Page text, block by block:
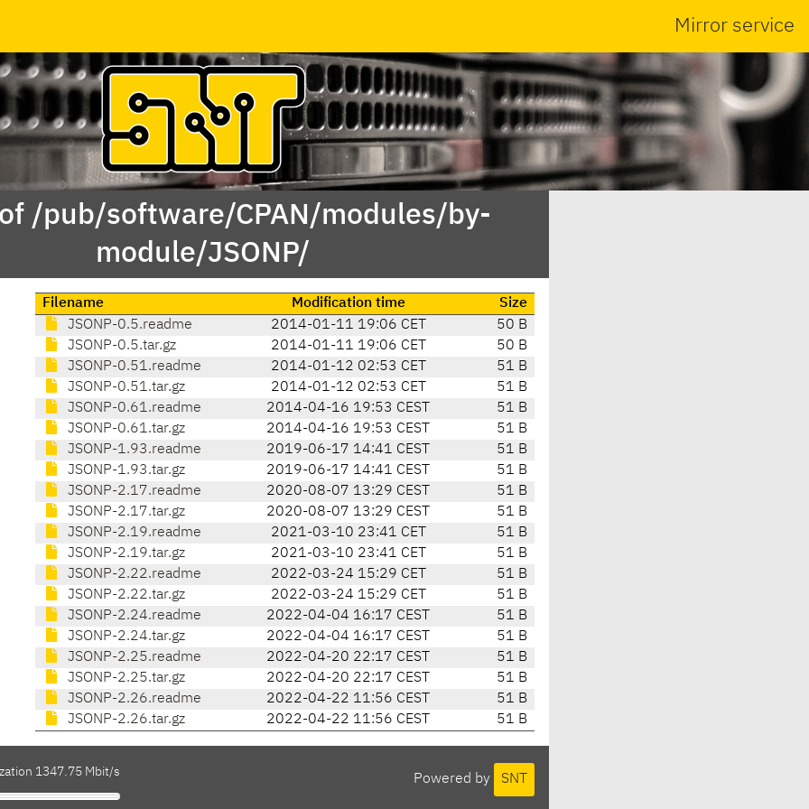
Mirror service
/pub/software/CPAN/modules/by-
module/JSONP/
Filename Modification time
Size
JSONP-0.5.readme
2014-01-11 19:06 CET
50 B
JSONP-0.5.tar.gz
2014-01-11 19:06 CET
50 B
JSONP-0.51.readme
2014-01-12 02:53 CET
51 B
JSONP-0.51.tar.gz
2014-01-12 02:53 CET
51 B
JSONP-0.61.readme
2014-04-16 19:53 CEST
51 B
JSONP-0.61.tar.gz
2014-04-16 19:53 CEST
51 B
JSONP-1.93.readme
2019-06-17 14:41 CEST
51 B
JSONP-1.93.tar.gz
2019-06-17 14:41 CEST
51 B
JSONP-2.17.readme
2020-08-07 13:29 CEST
51 B
JSONP-2.17.tar.gz
2020-08-07 13:29 CEST
51 B
JSONP-2.19.readme
2021-03-10 23:41 CET
51 B
JSONP-2.19.tar.gz
2021-03-10 23:41 CET
51 B
JSONP-2.22.readme
2022-03-24 15:29 CET
51 B
JSONP-2.22.tar.gz
2022-03-24 15:29 CET
51 B
JSONP-2.24.readme
2022-04-04 16:17 CEST
51 B
JSONP-2.24.tar.gz
2022-04-04 16:17 CEST
51 B
JSONP-2.25.readme
2022-04-20 22:17 CEST
51 B
JSONP-2.25.tar.gz
2022-04-20 22:17 CEST
51 B
JSONP-2.26.readme
2022-04-22 11:56 CEST
51 B
JSONP-2.26.tar.gz
2022-04-22 11:56 CEST 51 B
Powered by SNT
1347.75 Mbit/s